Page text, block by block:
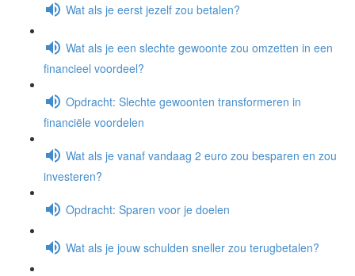
Wat als je eerst jezelf zou betalen?
Wat als je een slechte gewoonte zou omzetten in een
financieel voordeel?
Opdracht: Slechte gewoonten transformeren in
financiële voordelen
Wat als je vanaf vandaag 2 euro zou besparen en zou
investeren?
Opdracht: Sparen voor je doelen
Wat als je jouw schulden sneller zou terugbetalen?